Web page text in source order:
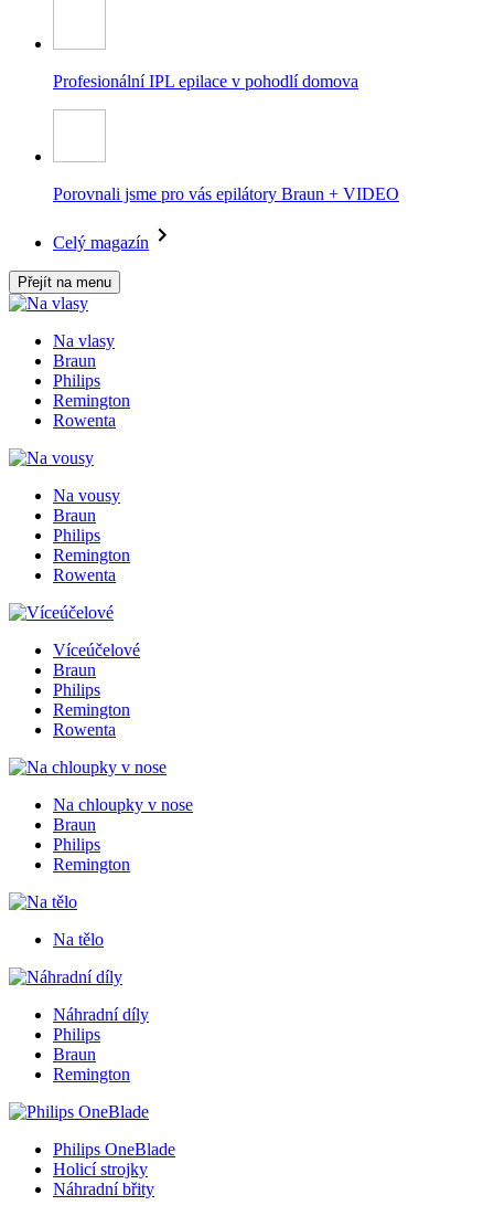
Profesionální IPL epilace v pohodlí domova
Porovnali jsme pro vás epilátory Braun + VIDEO
Celý magazín
Přejít na menu
Na vlasy
Braun
Philips
Remington
Rowenta
Na vousy
Braun
Philips
Remington
Rowenta
Víceúčelové
Braun
Philips
Remington
Rowenta
Na chloupky v nose
Braun
Philips
Remington
Na tělo
Náhradní díly
Philips
Braun
Remington
Philips OneBlade
Holicí strojky
Náhradní břity